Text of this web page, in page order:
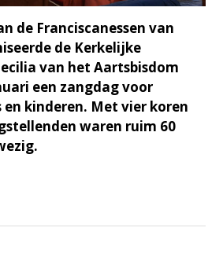
de Franciscanessen van
de Kerkelijke
van het Aartsbisdom
een zangdag voor
kinderen. Met vier koren
waren ruim 60